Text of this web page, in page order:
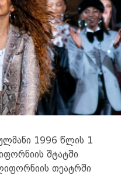
1996 წლის 1
შტატში
თეატრში